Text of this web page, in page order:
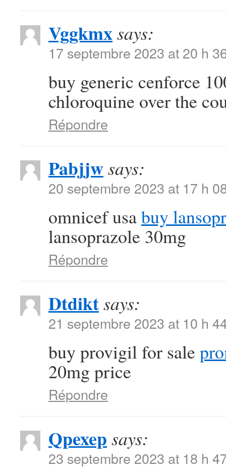
Vggkmxsays:
17 septembre 2023 at 20 h
buy generic cenforce
chloroquine over the
Répondre
Pabjjwsays:
20 septembre 2023 at 17 h
omnicef usabuy
lansoprazole 30mg
Répondre
Dtdiktsays:
21 septembre 2023 at 10 h
buy provigil for sale
20mg price
Répondre
Qpexep says:
23 septembre 2023 at 18 h